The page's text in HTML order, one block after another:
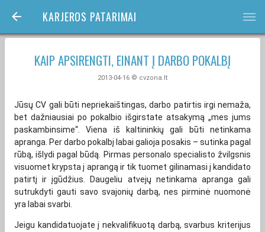
KARJEROS PATARIMAI bars
KAIP APSIRENGTI, EINANT Į DARBO POKALBĮ
2013-04-16 © cvzona.lt
Jūsų CV gali būti nepriekaištingas, darbo patirtis irgi nemaža,
bet dažniausiai po pokalbio išgirstate atsakymą „mes jums
paskambinsime“. Viena iš kaltininkių gali būti netinkama
apranga. Per darbo pokalbį labai galioja posakis – sutinka pagal
rūbą, išlydi pagal būdą. Pirmas personalo specialisto žvilgsnis
visuomet krypsta į aprangą ir tik tuomet gilinamasi į kandidato
patirtį ir įgūdžius. Daugeliu atvejų netinkama apranga gali
sutrukdyti gauti savo svajonių darbą, nes pirminė nuomonė
yra labai svarbi.
Jeigu kandidatuojate į nekvalifikuotą darbą, svarbus kriterijus